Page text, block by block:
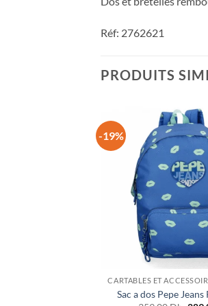
Réf: 2762621
PRODUITS
-19%
CARTABLES ET
Sac a dos Pepe